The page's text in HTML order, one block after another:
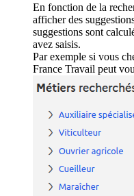
En fonction de la
afficher des
suggestions sont
avez saisis.
Par exemple si vous
France Travail peut